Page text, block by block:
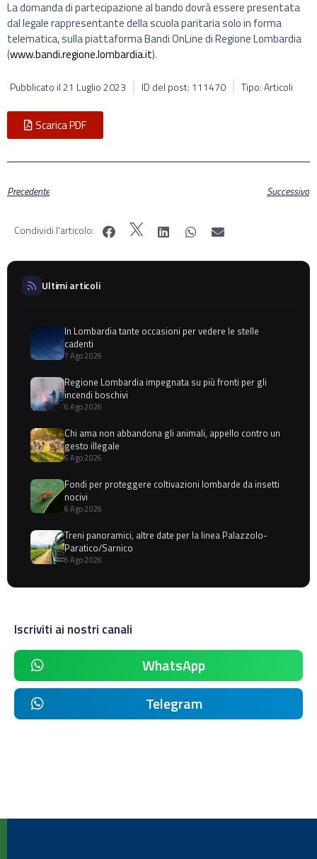
La domanda di partecipazione al bando dovrà essere presentata
dal legale rappresentante della scuola paritaria solo in forma
telematica, sulla piattaforma Bandi OnLine di Regione Lombardia
(www.bandi.regione.lombardia.it).
Pubblicato il21 Luglio 2023 ID del post: 111470 Tipo: Articoli
Scarica PDF
Precedente Successivo
Condividi l'articolo:
Ultimi articoli
In Lombardia tante occasioni per vedere le stelle
cadenti
7 Ago 2026
Regione Lombardia impegnata su più fronti per gli
incendi boschivi
6 Ago 2026
Chi ama non abbandona gli animali, appello contro un
gesto illegale
6 Ago 2026
Fondi per proteggere coltivazioni lombarde da insetti
nocivi
6 Ago 2026
Treni panoramici, altre date per la linea Palazzolo-
Paratico/Sarnico
6 Ago 2026
Iscriviti ai nostri canali
WhatsApp
Telegram